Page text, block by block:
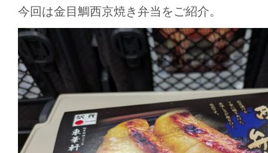
今回は金目鯛西京焼き弁当をご紹介。